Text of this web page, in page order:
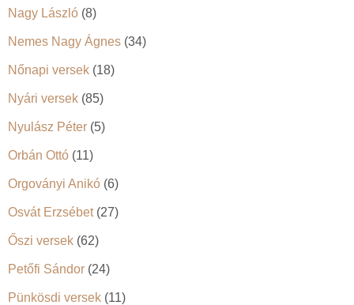
Nagy László (8)
Nemes Nagy Ágnes (34)
Nőnapi versek (18)
Nyári versek (85)
Nyulász Péter (5)
Orbán Ottó (11)
Orgoványi Anikó (6)
Osvát Erzsébet(27)
Őszi versek (62)
Petőfi Sándor (24)
Pünkösdi versek (11)